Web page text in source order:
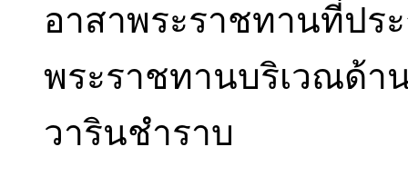
อาสาพระราชทานที่ปร
พระราชทานบริเวณด้า
วารินชำราบ